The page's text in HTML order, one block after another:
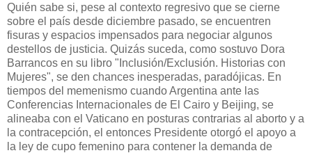
Quién sabe si, pese al contexto regresivo que se cierne
sobre el país desde diciembre pasado, se encuentren
fisuras y espacios impensados para negociar algunos
destellos de justicia. Quizás suceda, como sostuvo Dora
Barrancos en su libro "Inclusión/Exclusión. Historias con
Mujeres", se den chances inesperadas, paradójicas. En
tiempos del memenismo cuando Argentina ante las
Conferencias Internacionales de El Cairo y Beijing, se
alineaba con el Vaticano en posturas contrarias al aborto y a
la contracepción, el entonces Presidente otorgó el apoyo a
la ley de cupo femenino para contener la demanda de